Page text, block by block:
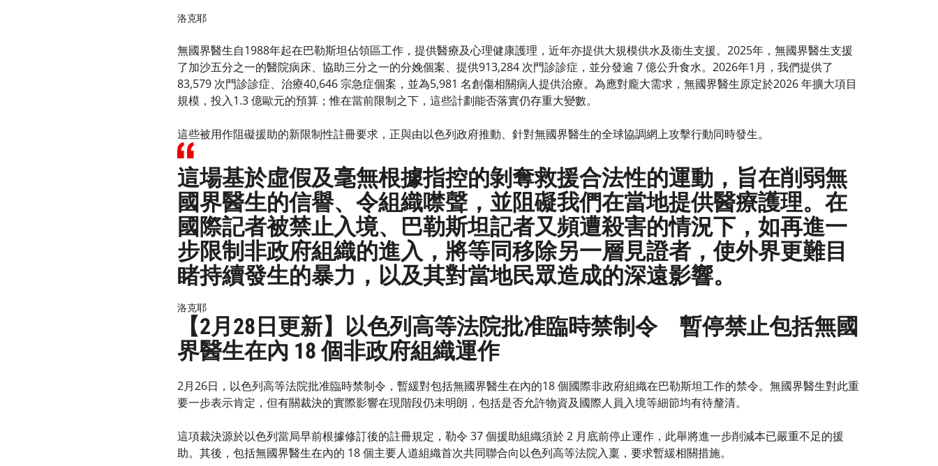
洛克耶
無國界醫生自1988年起在巴勒斯坦佔領區工作，提供醫療及心理健康護理，近年亦提供大規模供水及衞生支援。2025年，無國界醫生支援
了加沙五分之一的醫院病床、協助三分之一的分娩個案、提供913,284 次門診診症，並分發逾 7 億公升食水。2026年1月，我們提供了
83,579 次門診診症、治療40,646 宗急症個案，並為5,981 名創傷相關病人提供治療。為應對龐大需求，無國界醫生原定於2026 年擴大項目
規模，投入1.3 億歐元的預算；惟在當前限制之下，這些計劃能否落實仍存重大變數。
這些被用作阻礙援助的新限制性註冊要求，正與由以色列政府推動、針對無國界醫生的全球協調網上攻擊行動同時發生。
這場基於虛假及毫無根據指控的剝奪救援合法性的運動，旨在削弱無
國界醫生的信譽、令組織噤聲，並阻礙我們在當地提供醫療護理。在
國際記者被禁止入境、巴勒斯坦記者又頻遭殺害的情況下，如再進一
步限制非政府組織的進入，將等同移除另一層見證者，使外界更難目
睹持續發生的暴力，以及其對當地民眾造成的深遠影響。
洛克耶
【2月28日更新】以色列高等法院批准臨時禁制令 暫停禁止包括無國
界醫生在內 18 個非政府組織運作
2月26日，以色列高等法院批准臨時禁制令，暫緩對包括無國界醫生在內的18 個國際非政府組織在巴勒斯坦工作的禁令。無國界醫生對此重
要一步表示肯定，但有關裁決的實際影響在現階段仍未明朗，包括是否允許物資及國際人員入境等細節均有待釐清。
這項裁決源於以色列當局早前根據修訂後的註冊規定，勒令 37 個援助組織須於 2 月底前停止運作，此舉將進一步削減本已嚴重不足的援
助。其後，包括無國界醫生在內的 18 個主要人道組織首次共同聯合向以色列高等法院入稟，要求暫緩相關措施。